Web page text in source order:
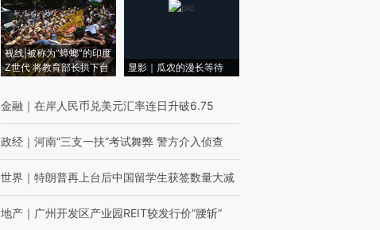
视线|被称为“蟑螂”的印度
Z世代 将教育部长拱下台
显影｜瓜农的漫长等待
金融 ｜ 在岸人民币兑美元汇率连日升破6.75
政经 ｜ 河南“三支一扶”考试舞弊 警方介入侦查
世界 ｜ 特朗普再上台后中国留学生获签数量大减
地产 ｜ 广州开发区产业园REIT较发行价“腰斩”